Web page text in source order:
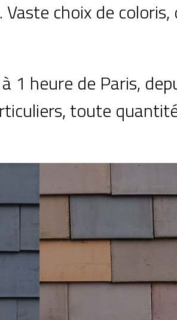
choix de
1 heure de Paris,
toute